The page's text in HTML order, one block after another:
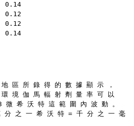
區 所 錄 得 的 數 據 顯 示 ，
境 伽 馬 輻 射 劑 量 率 可 以
希 沃 特 這 範 圍 內 波 動 。
之 一 希 沃 特 = 千 分 之 一 毫